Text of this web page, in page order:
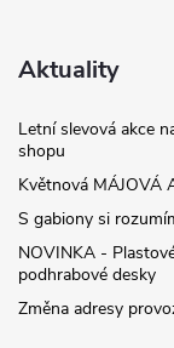
Aktuality
Letní slevová akce
shopu
Květnová MÁJOVÁ
S gabiony si
NOVINKA -
podhrabové desky
Změna adresy